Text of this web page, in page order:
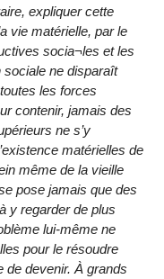
expliquer cette
vie matérielle, par le
socia¬les et les
sociale ne disparaît
les forces
contenir, jamais des
ne s’y
matérielles de
même de la vieille
pose jamais que des
y regarder de plus
lui-même ne
pour le résoudre
de devenir. À grands